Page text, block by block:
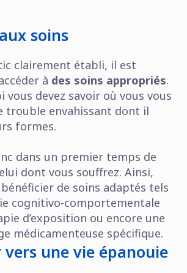
soins
clairement établi, il est
à des soins appropriés.
vous devez savoir où vous vous
trouble envahissant dont il
formes.
dans un premier temps de
dont vous souffrez. Ainsi,
de soins adaptés tels
cognitivo-comportementale
d’exposition ou encore une
médicamenteuse spécifique.
une vie épanouie